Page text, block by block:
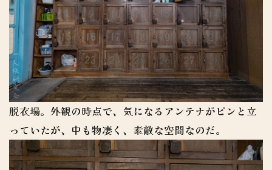
脱衣場。外観の時点で、気になるアンテナがピンと立
っていたが、中も物凄く、素敵な空間なのだ。